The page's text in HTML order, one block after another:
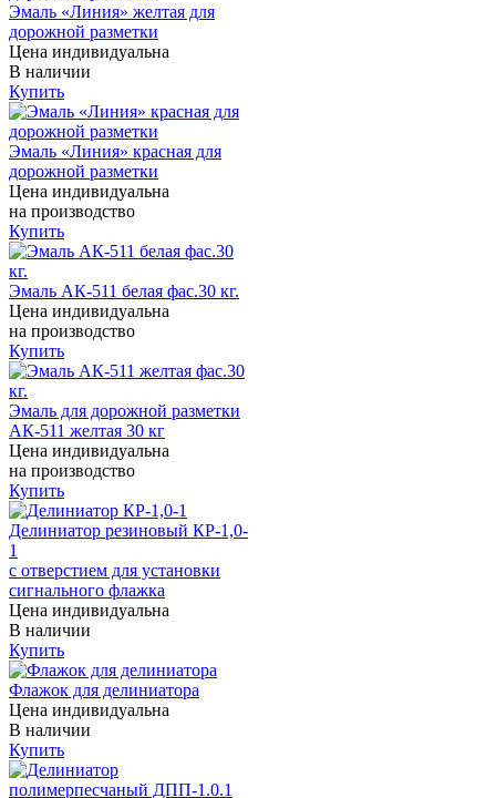
Эмаль «Линия» желтая для
дорожной разметки
Цена индивидуальна
В наличии
Купить
Эмаль «Линия» красная для
дорожной разметки
Цена индивидуальна
на производство
Купить
Эмаль АК-511 белая фас.30 кг.
Цена индивидуальна
на производство
Купить
Эмаль для дорожной разметки
АК-511 желтая 30 кг
Цена индивидуальна
на производство
Купить
Делиниатор резиновый КР-1,0-
1
с отверстием для установки
сигнального флажка
Цена индивидуальна
В наличии
Купить
Флажок для делиниатора
Цена индивидуальна
В наличии
Купить